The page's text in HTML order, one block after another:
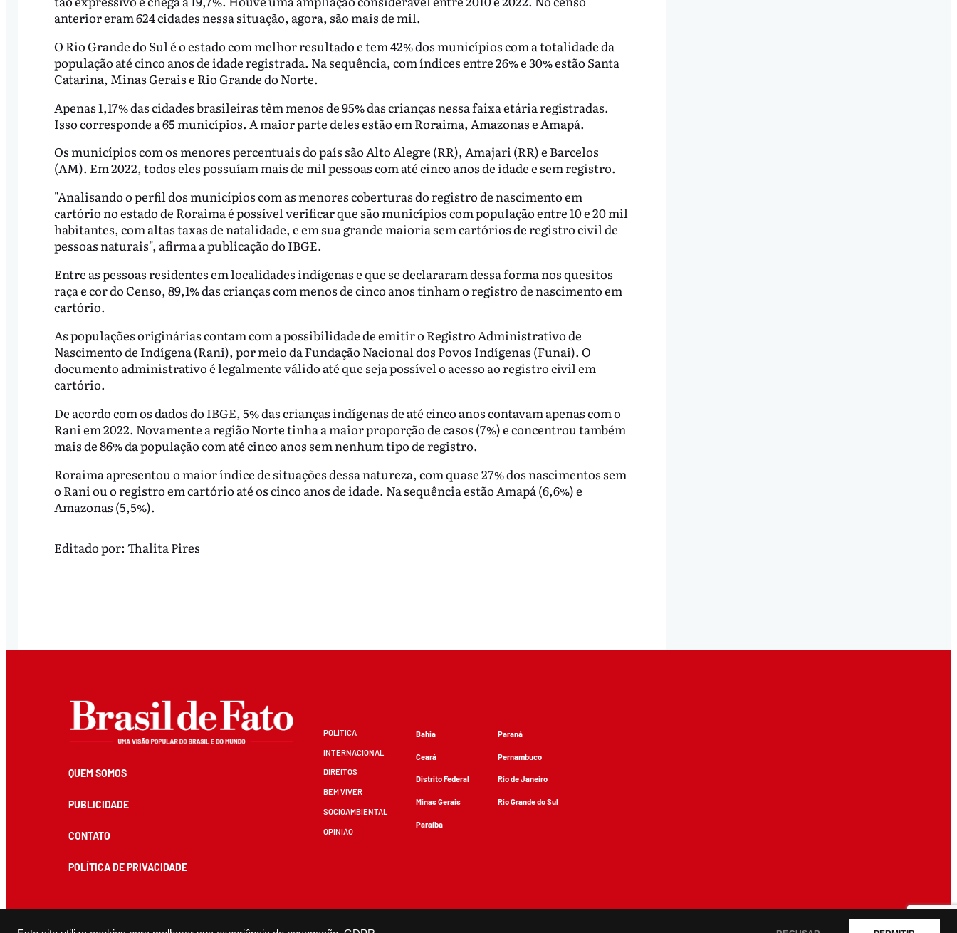
anterior eram 624 cidades nessa situação, agora, são mais de mil.
O Rio Grande do Sul é o estado com melhor resultado e tem 42% dos municípios com a totalidade da
população até cinco anos de idade registrada. Na sequência, com índices entre 26% e 30% estão Santa
Catarina, Minas Gerais e Rio Grande do Norte.
Apenas 1,17% das cidades brasileiras têm menos de 95% das crianças nessa faixa etária registradas.
Isso corresponde a 65 municípios. A maior parte deles estão em Roraima, Amazonas e Amapá.
Os municípios com os menores percentuais do país são Alto Alegre (RR), Amajari (RR) e Barcelos
(AM). Em 2022, todos eles possuíam mais de mil pessoas com até cinco anos de idade e sem registro.
"Analisando o perfil dos municípios com as menores coberturas do registro de nascimento em
cartório no estado de Roraima é possível verificar que são municípios com população entre 10 e 20 mil
habitantes, com altas taxas de natalidade, e em sua grande maioria sem cartórios de registro civil de
pessoas naturais", afirma a publicação do IBGE.
Entre as pessoas residentes em localidades indígenas e que se declararam dessa forma nos quesitos
raça e cor do Censo, 89,1% das crianças com menos de cinco anos tinham o registro de nascimento em
cartório.
As populações originárias contam com a possibilidade de emitir o Registro Administrativo de
Nascimento de Indígena (Rani), por meio da Fundação Nacional dos Povos Indígenas (Funai). O
documento administrativo é legalmente válido até que seja possível o acesso ao registro civil em
cartório.
De acordo com os dados do IBGE, 5% das crianças indígenas de até cinco anos contavam apenas com o
Rani em 2022. Novamente a região Norte tinha a maior proporção de casos (7%) e concentrou também
mais de 86% da população com até cinco anos sem nenhum tipo de registro.
Roraima apresentou o maior índice de situações dessa natureza, com quase 27% dos nascimentos sem
o Rani ou o registro em cartório até os cinco anos de idade. Na sequência estão Amapá (6,6%) e
Amazonas (5,5%).
Editado por: Thalita Pires
QUEM SOMOS
PUBLICIDADE
CONTATO
POLÍTICA DE PRIVACIDADE
POLÍTICA
INTERNACIONAL
DIREITOS
BEM VIVER
SOCIOAMBIENTAL
OPINIÃO
Bahia
Ceará
Distrito Federal
Minas Gerais
Paraíba
Paraná
Pernambuco
Rio de Janeiro
Rio Grande do Sul